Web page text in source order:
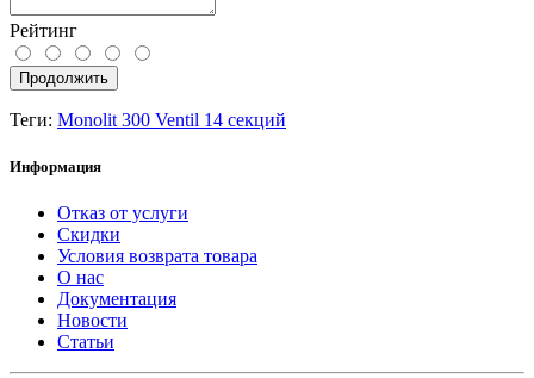
Рейтинг
Продолжить
Теги: Monolit 300 Ventil 14 секций
Информация
Отказ от услуги
Скидки
Условия возврата товара
О нас
Документация
Новости
Статьи